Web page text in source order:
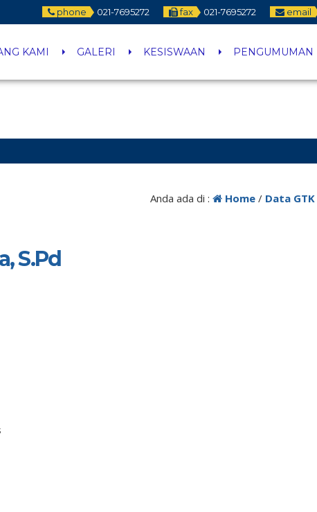
phone 021-7695272 fax 021-7695272 email
KAMI GALERI KESISWAAN PENGUMUMAN
Anda ada di : Home / Data GTK
S.Pd